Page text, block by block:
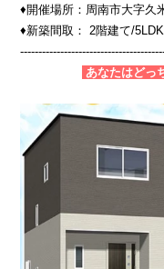
♦開催場所：周南市大字久
♦新築間取： 2階建て/
あなたはどっ